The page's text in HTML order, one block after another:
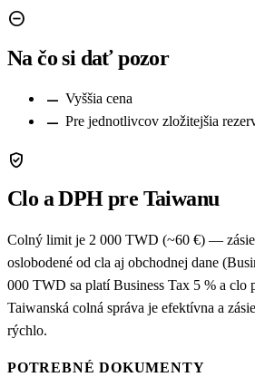
remove_circle
Na čo si dať pozor
remove Vyššia cena
remove Pre jednotlivcov zložitejšia
verified_user
Clo a DPH pre Taiwanu
Colný limit je 2 000 TWD (~60 €) —
oslobodené od cla aj obchodnej dane
000 TWD sa platí Business Tax 5 % a clo
Taiwanská colná správa je efektívna a
rýchlo.
POTREBNÉ DOKUMENTY